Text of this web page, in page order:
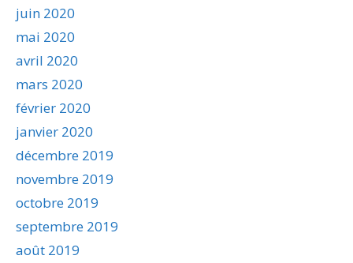
juin 2020
mai 2020
avril 2020
mars 2020
février 2020
janvier 2020
décembre 2019
novembre 2019
octobre 2019
septembre 2019
août 2019